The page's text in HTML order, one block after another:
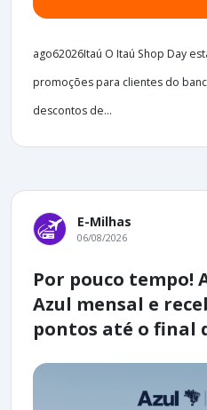
ago62026Itaú O Itaú Shop Day
promoções para clientes do
descontos de...
E-Milhas
06/08/2026
Por pouco tempo!
Azul mensal e
pontos até o final